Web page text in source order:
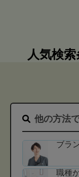
人気検
他の方法
ブラ
職種